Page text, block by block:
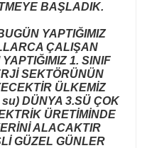
BAŞLADIK.
YAPTIĞIMIZ
ÇALIŞAN
1. SINIF
SEKTÖRÜNÜN
ÜLKEMİZ
DÜNYA 3.SÜ ÇOK
ÜRETİMİNDE
ALACAKTIR
GÜZEL GÜNLER